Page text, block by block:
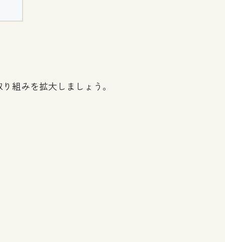
組みを拡大しましょう。